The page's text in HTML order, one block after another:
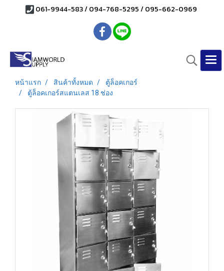
061-9944-583 / 094-768-5295 / 095-662-0969
หน้าแรก สินค้าทั้งหมด
ตู้ล็อคเกอร์
ตู้ล็อคเกอร์สแตนเลส 18 ช่อง